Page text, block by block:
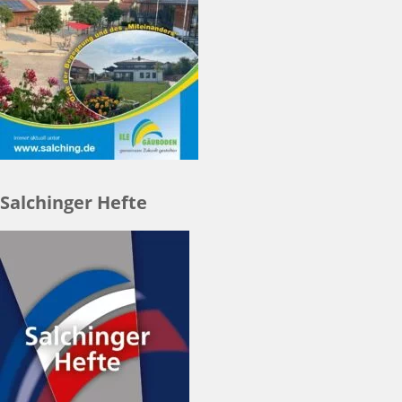
Salchinger Hefte